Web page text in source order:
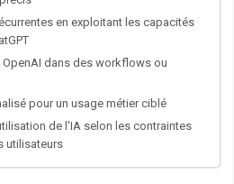
en exploitant les capacités
dans des workflows ou
pour un usage métier ciblé
de l'IA selon les contraintes
utilisateurs